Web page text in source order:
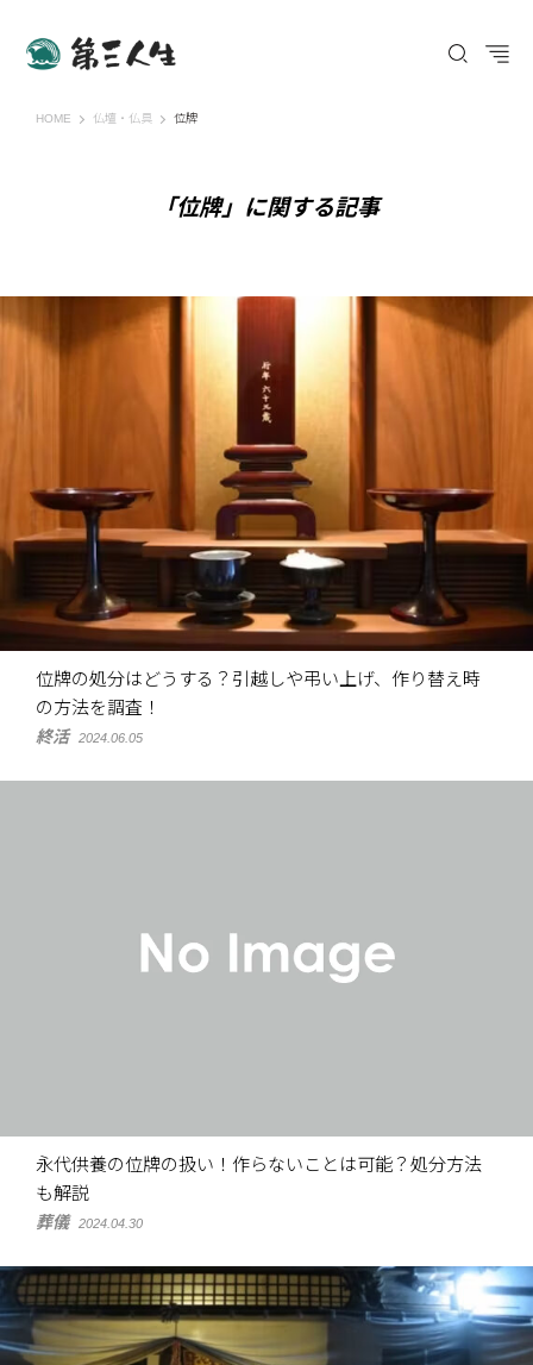
HOME 第三人生 〜寄り道の歩き方〜
仏壇・仏具 位牌
「位牌」に関する記事
位牌の処分はどうする？引越しや弔い上げ、作り替え時
の方法を調査！
終活 2024.06.05
永代供養の位牌の扱い！作らないことは可能？処分方法
も解説
葬儀 2024.04.30